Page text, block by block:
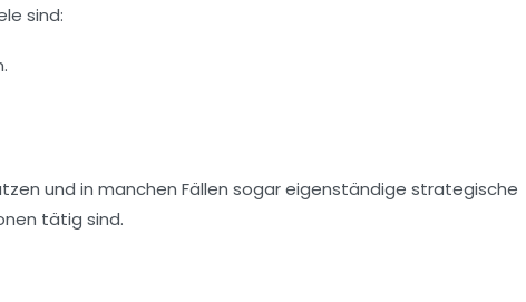
sind:
und in manchen Fällen sogar eigenständige strategische
tätig sind.